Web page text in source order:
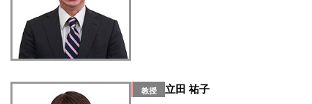
教授 立田 祐子